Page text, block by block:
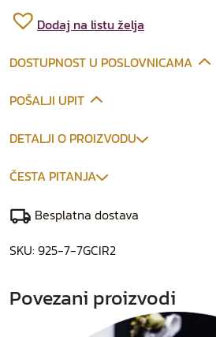
Dodaj na listu želja
DOSTUPNOST U POSLOVNICAMA
POŠALJI UPIT
DETALJI O PROIZVODU
ČESTA PITANJA
Besplatna dostava
SKU: 925-7-7GCIR2
Povezani proizvodi